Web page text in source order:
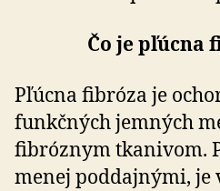
Čo je pľúcna
Pľúcna fibróza je
funkčných jemných
fibróznym tkanivom.
menej poddajnými,